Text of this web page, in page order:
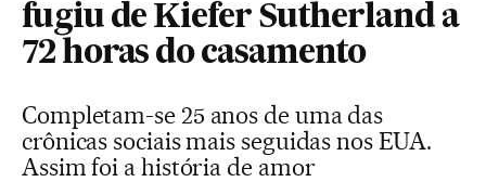
fugiu de Kiefer Sutherland a
72 horas do casamento
Completam-se 25 anos de uma das
crônicas sociais mais seguidas nos EUA.
Assim foi a história de amor